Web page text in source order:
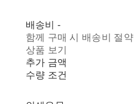
배송비 -
함께 구매 시 배송비 절약
상품 보기
추가 금액
수량 조건